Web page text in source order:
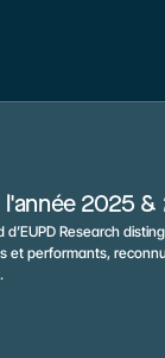
l'année 2025 &
d’EUPD Research
et performants,